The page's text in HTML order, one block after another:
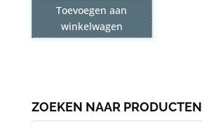
Toevoegen aan
winkelwagen
ZOEKEN NAAR PRODUCTEN